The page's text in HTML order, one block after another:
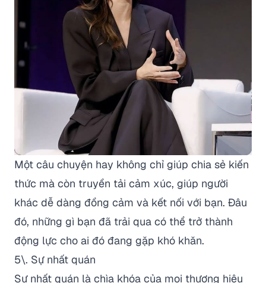
Một câu chuyện hay không chỉ giúp chia sẻ kiến
thức mà còn truyền tải cảm xúc, giúp người
khác dễ dàng đồng cảm và kết nối với bạn. Đâu
đó, những gì bạn đã trải qua có thể trở thành
động lực cho ai đó đang gặp khó khăn.
5\. Sự nhất quán
Sự nhất quán là chìa khóa của mọi thương hiệu